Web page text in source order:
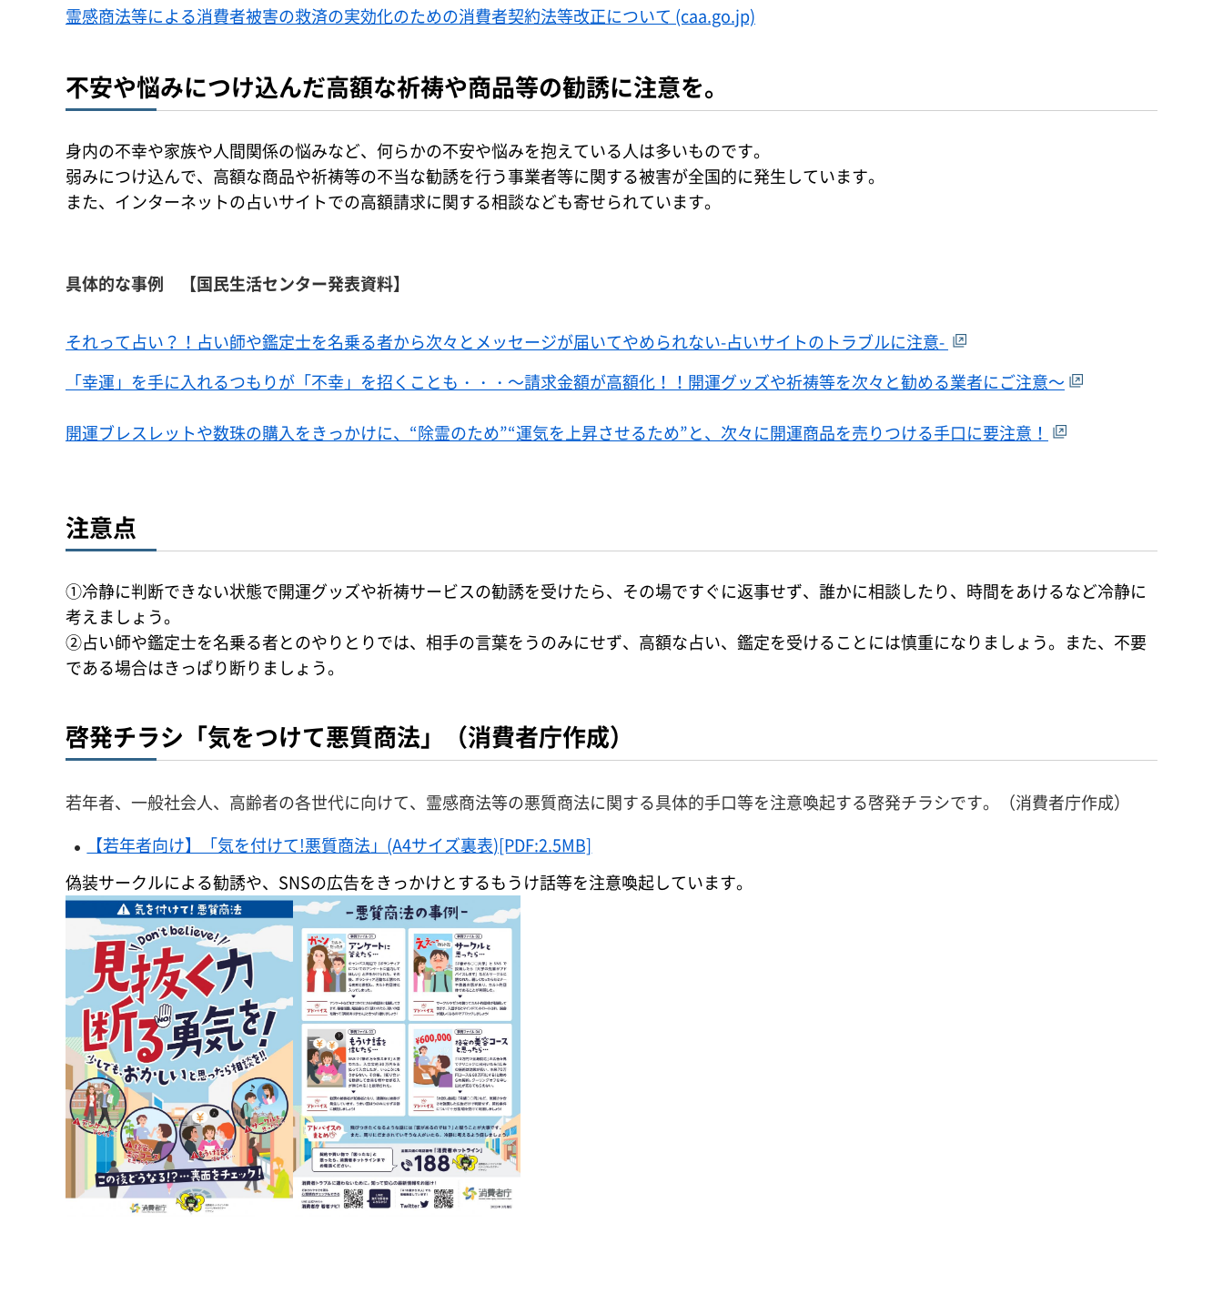
霊感商法等による消費者被害の救済の実効化のための消費者契約法等改正について (caa.go.jp)
不安や悩みにつけ込んだ高額な祈祷や商品等の勧誘に注意を。
身内の不幸や家族や人間関係の悩みなど、何らかの不安や悩みを抱えている人は多いものです。
弱みにつけ込んで、高額な商品や祈祷等の不当な勧誘を行う事業者等に関する被害が全国的に発生しています。
また、インターネットの占いサイトでの高額請求に関する相談なども寄せられています。
具体的な事例 【国民生活センター発表資料】
それって占い？！占い師や鑑定士を名乗る者から次々とメッセージが届いてやめられない-占いサイトのトラブルに注意-
「幸運」を手に入れるつもりが「不幸」を招くことも・・・～請求金額が高額化！！開運グッズや祈祷等を次々と勧める業者にご注意～
開運ブレスレットや数珠の購入をきっかけに、“除霊のため”“運気を上昇させるため”と、次々に開運商品を売りつける手口に要注意！
注意点
①冷静に判断できない状態で開運グッズや祈祷サービスの勧誘を受けたら、その場ですぐに返事せず、誰かに相談したり、時間をあけるなど冷静に
考えましょう。
②占い師や鑑定士を名乗る者とのやりとりでは、相手の言葉をうのみにせず、高額な占い、鑑定を受けることには慎重になりましょう。また、不要
である場合はきっぱり断りましょう。
啓発チラシ「気をつけて悪質商法」（消費者庁作成）
若年者、一般社会人、高齢者の各世代に向けて、霊感商法等の悪質商法に関する具体的手口等を注意喚起する啓発チラシです。（消費者庁作成）
【若年者向け】「気を付けて!悪質商法」(A4サイズ裏表)[PDF:2.5MB]
偽装サークルによる勧誘や、SNSの広告をきっかけとするもうけ話等を注意喚起しています。